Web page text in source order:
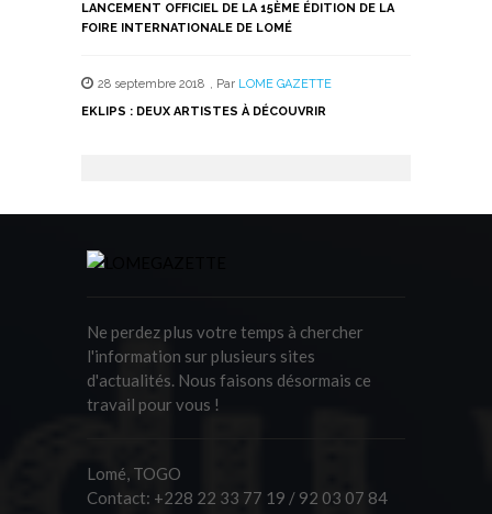
LANCEMENT OFFICIEL DE LA 15ÈME ÉDITION DE LA
FOIRE INTERNATIONALE DE LOMÉ
28 septembre 2018 , Par LOME GAZETTE
EKLIPS : DEUX ARTISTES À DÉCOUVRIR
Ne perdez plus votre temps à chercher
l'information sur plusieurs sites
d'actualités. Nous faisons désormais ce
travail pour vous !
Lomé, TOGO
Contact: +228 22 33 77 19 / 92 03 07 84